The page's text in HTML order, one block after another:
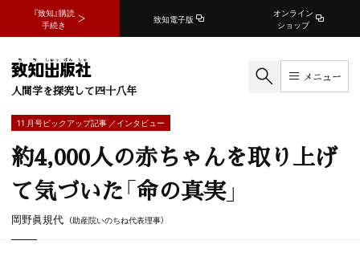
『致知』購読
手続き
致知電子版
オンライン
ショップ
人間学を探究して四十八年
メニュー
11 月号ピックアップ記事 ／インタビュー
約4,000人の赤ちゃんを取り上げ
て気づいた「命の真実」
岡野眞規代 （助産院いのちね代表理事）